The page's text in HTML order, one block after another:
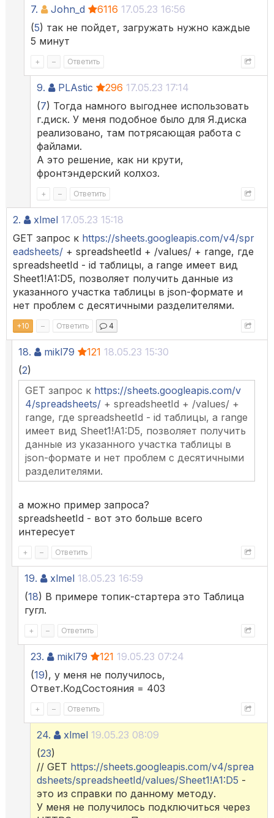
7. John_d 6116 17.05.23 16:56
(5) так не пойдет, загружать нужно каждые
5 минут
+ – Ответить
9. PLAstic 296 17.05.23 17:14
(7) Тогда намного выгоднее использовать
г.диск. У меня подобное было для Я.диска
реализовано, там потрясающая работа с
файлами.
А это решение, как ни крути,
фронтэндерский колхоз.
+ – Ответить
2. xlmel 17.05.23 15:18
GET запрос к https://sheets.googleapis.com/v4/spr
eadsheets/ + spreadsheetId + /values/ + range, где
spreadsheetId - id таблицы, а range имеет вид
Sheet1!A1:D5, позволяет получить данные из
указанного участка таблицы в json-формате и
нет проблем с десятичными разделителями.
+10 – Ответить 4
18. mikl79 121 18.05.23 15:30
(2)
GET запрос к https://sheets.googleapis.com/v
4/spreadsheets/ + spreadsheetId + /values/ +
range, где spreadsheetId - id таблицы, а range
имеет вид Sheet1!A1:D5, позволяет получить
данные из указанного участка таблицы в
json-формате и нет проблем с десятичными
разделителями.
а можно пример запроса?
spreadsheetId - вот это больше всего
интересует
+ – Ответить
19. xlmel 18.05.23 16:59
(18) В примере топик-стартера это Таблица
гугл.
+ – Ответить
23. mikl79 121 19.05.23 07:24
(19), у меня не получилось,
Ответ.КодСостояния = 403
+ – Ответить
24. xlmel 19.05.23 08:09
(23)
// GET https://sheets.googleapis.com/v4/sprea
dsheets/spreadsheetId/values/Sheet1!A1:D5 -
это из справки по данному методу.
У меня не получилось подключиться через